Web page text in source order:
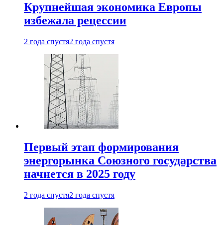
Крупнейшая экономика Европы
избежала рецессии
2 года спустя2 года спустя
Первый этап формирования
энергорынка Союзного государства
начнется в 2025 году
2 года спустя2 года спустя